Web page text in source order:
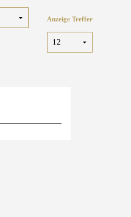
Anzeige Treffer